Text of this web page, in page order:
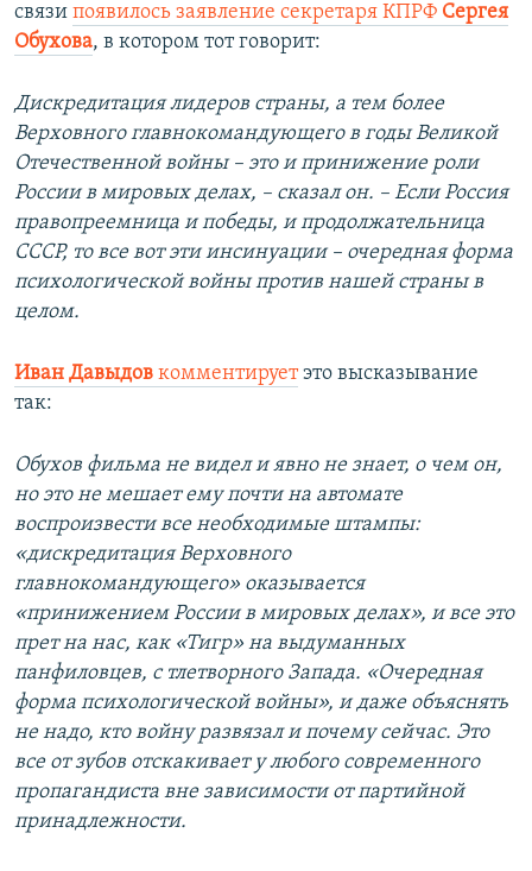
связи появилось заявление секретаря КПРФ Сергея
Обухова, в котором тот говорит:
Дискредитация лидеров страны, а тем более
Верховного главнокомандующего в годы Великой
Отечественной войны – это и принижение роли
России в мировых делах, – сказал он. – Если Россия
правопреемница и победы, и продолжательница
СССР, то все вот эти инсинуации – очередная форма
психологической войны против нашей страны в
целом.
Иван Давыдов комментируетэто высказывание
так:
Обухов фильма не видел и явно не знает, о чем он,
но это не мешает ему почти на автомате
воспроизвести все необходимые штампы:
«дискредитация Верховного
главнокомандующего» оказывается
«принижением России в мировых делах», и все это
прет на нас, как «Тигр» на выдуманных
панфиловцев, с тлетворного Запада. «Очередная
форма психологической войны», и даже объяснять
не надо, кто войну развязал и почему сейчас. Это
все от зубов отскакивает у любого современного
пропагандиста вне зависимости от партийной
принадлежности.